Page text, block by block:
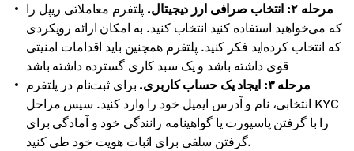
مرحله ۲: انتخاب صرافی ارز دیجیتال.
پلتفرم معاملاتی ریپل را
که می‌خواهید استفاده کنید انتخاب کنید. به امکان ارائه رویکردی
که انتخاب کرده‌اید فکر کنید. پلتفرم همچنین باید اقدامات امنیتی
قوی داشته باشد و یک سبد کاری گسترده داشته باشد
مرحله ۳: ایجاد یک حساب کاربری.
برای ثبت‌نام در پلتفرم
انتخابی، نام و آدرس ایمیل خود را وارد کنید. سپس مراحل KYC
را با گرفتن پاسپورت یا گواهینامه رانندگی خود و آمادگی برای
گرفتن سلفی برای اثبات هویت خود طی کنید.